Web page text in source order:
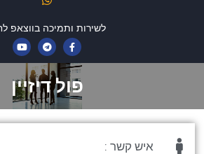
לשירות ותמיכה בווצאפ
פול דיזיין
איש קשר :